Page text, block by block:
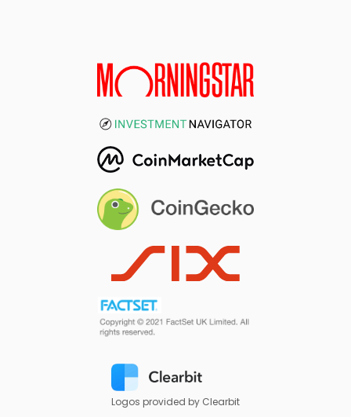
Logos provided by Clearbit